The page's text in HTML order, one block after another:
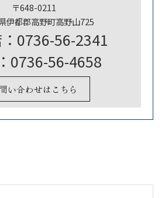
〒648-0211
伊都郡高野町高野山725
0736-56-2341
0736-56-4658
い合わせはこちら